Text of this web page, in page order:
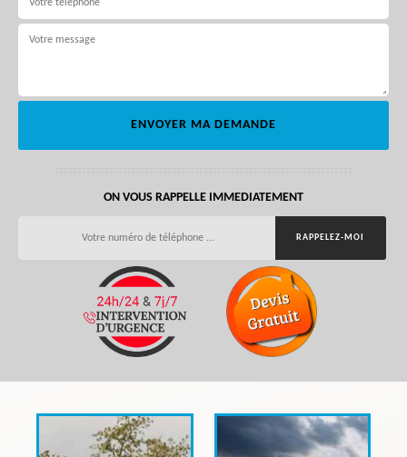
ON VOUS RAPPELLE IMMEDIATEMENT